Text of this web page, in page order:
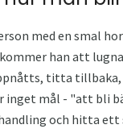
med en smal
han att
titta
inget mål - "att bli
och hitta ett